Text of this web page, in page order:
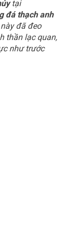
tại
đá thạch anh
đã đeo
thần lạc quan,
như trước